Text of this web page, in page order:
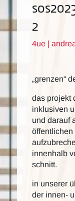
2
4ue |
„grenzen“
das projekt
inklusiven
und darauf
öffentlichen
innenhalb
schnitt.
in unserer
der innen-